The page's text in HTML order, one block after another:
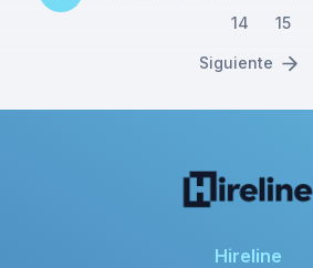
14
15
Siguiente
Hireline